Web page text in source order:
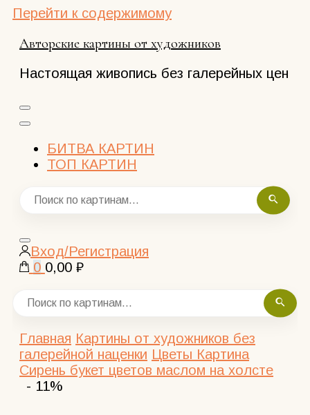
Перейти к содержимому
Авторские картины от художников
Настоящая живопись без галерейных цен
БИТВА КАРТИН
ТОП КАРТИН
Закрыть
поиск
Вход/Регистрация
0 0,00 ₽
Главная Картины от художников без
галерейной наценки Цветы Картина
Сирень букет цветов маслом на холсте
- 11%